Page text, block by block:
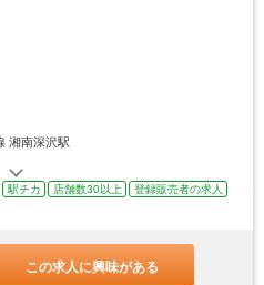
湘南深沢駅
駅チカ 店舗数30以上
登録販売者の求人
この求人に興味がある